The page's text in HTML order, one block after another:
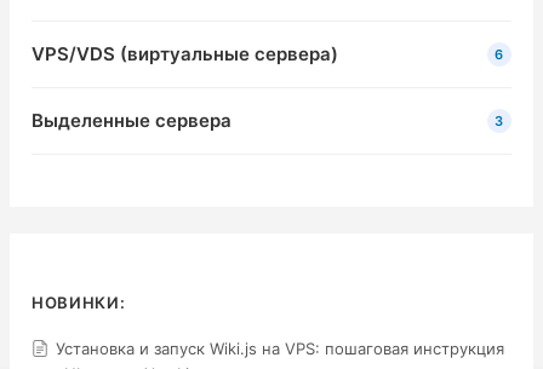
VPS/VDS (виртуальные сервера) 6
Выделенные сервера 3
НОВИНКИ:
Установка и запуск Wiki.js на VPS: пошаговая инструкция